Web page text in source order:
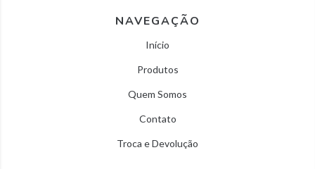
NAVEGAÇÃO
Início
Produtos
Quem Somos
Contato
Troca e Devolução